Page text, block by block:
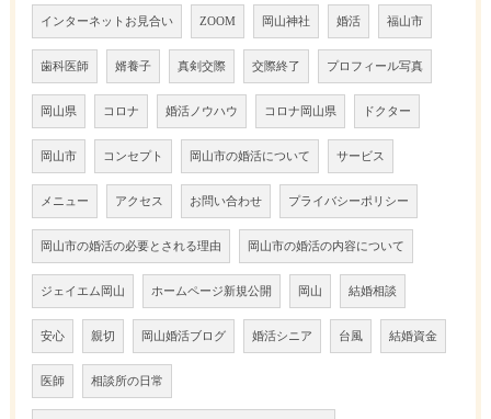
インターネットお見合い ZOOM 岡山神社 婚活 福山市
歯科医師 婿養子 真剣交際 交際終了 プロフィール写真
岡山県 コロナ 婚活ノウハウ コロナ岡山県 ドクター
岡山市 コンセプト 岡山市の婚活について サービス
メニュー アクセス お問い合わせ プライバシーポリシー
岡山市の婚活の必要とされる理由 岡山市の婚活の内容について
ジェイエム岡山 ホームページ新規公開 岡山 結婚相談
安心 親切 岡山婚活ブログ 婚活シニア 台風 結婚資金
医師 相談所の日常